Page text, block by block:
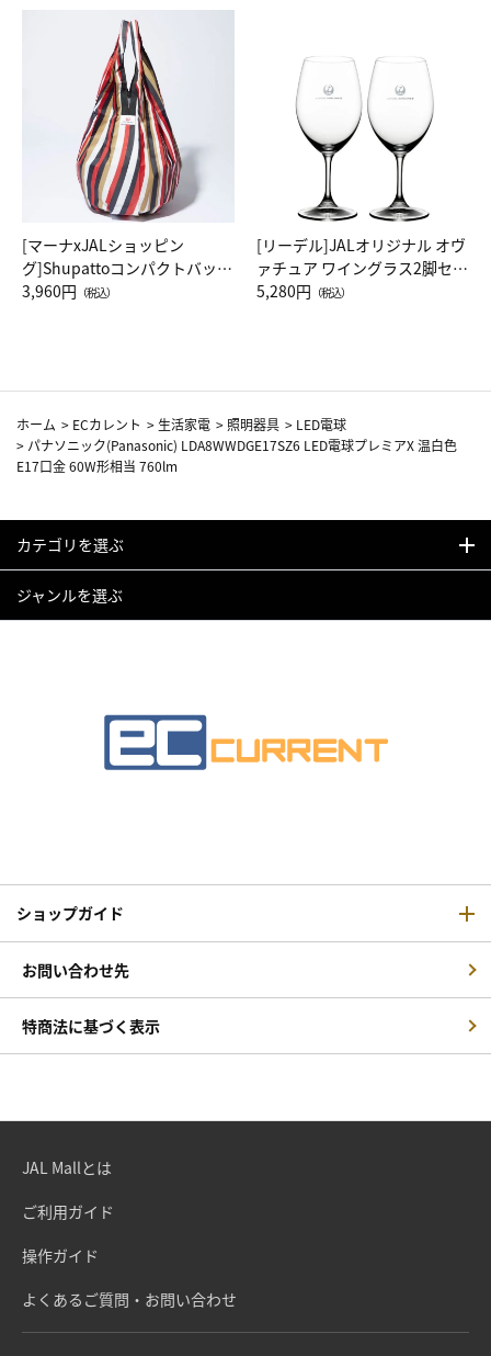
[マーナxJALショッピン
グ]Shupattoコンパクトバッグ
Drop JAL客室乗務員（LC）ス
3,960円 （税込）
[リーデル]JALオリジナル オヴ
ァチュア ワイングラス2脚セッ
ト（レッドワイン）
5,280円 （税込）
ホーム > ECカレント > 生活家電 > 照明器具 > LED電球
> パナソニック(Panasonic) LDA8WWDGE17SZ6 LED電球プレミアX 温白色
E17口金 60W形相当 760lm
カテゴリを選ぶ
ジャンルを選ぶ
ショップガイド
お問い合わせ先
特商法に基づく表示
JAL Mallとは
ご利用ガイド
操作ガイド
よくあるご質問・お問い合わせ